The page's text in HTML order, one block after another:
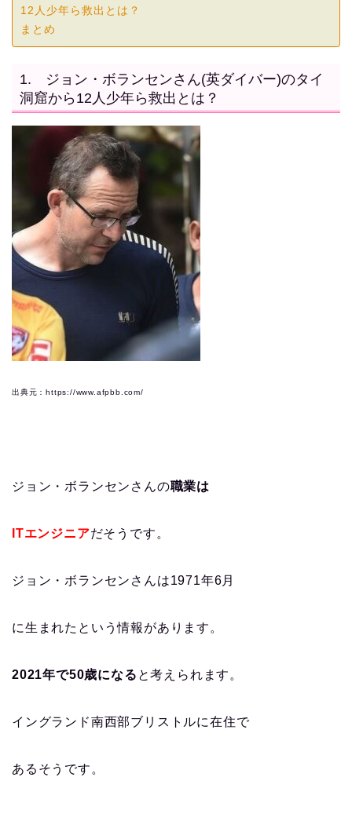
12人少年ら救出とは？
まとめ
1. ジョン・ボランセンさん(英ダイバー)のタイ
洞窟から12人少年ら救出とは？
出典元：https://www.afpbb.com/
ジョン・ボランセンさんの職業は
ITエンジニアだそうです。
ジョン・ボランセンさんは1971年6月
に生まれたという情報があります。
2021年で50歳になる と考えられます。
イングランド南西部ブリストルに在住で
あるそうです。